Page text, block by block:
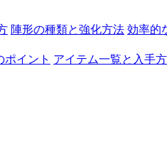
陣形の種類と強化方法 効率的
ポイント アイテム一覧と入手